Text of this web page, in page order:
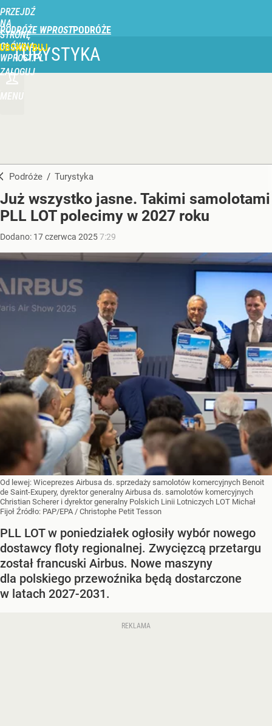
PRZEJDŹ
NA
STRONĘ
GŁÓWNĄ
WPROST.PL
PODRÓŻE WPROST
ZALOGUJ
MENU
TURYSTYKA
Podróże / Turystyka
Już wszystko jasne. Takimi samolotami
PLL LOT polecimy w 2027 roku
Dodano: 17czerwca 20257:29
Od lewej: Wiceprezes Airbusa ds. sprzedaży samolotów komercyjnych Benoit
de Saint-Exupery, dyrektor generalny Airbusa ds. samolotów komercyjnych
Christian Scherer i dyrektor generalny Polskich Linii Lotniczych LOT Michał
Fijoł Źródło: PAP/EPA / Christophe Petit Tesson
PLL LOT w poniedziałek ogłosiły wybór nowego
dostawcy floty regionalnej. Zwycięzcą przetargu
został francuski Airbus. Nowe maszyny
dla polskiego przewoźnika będą dostarczone
w latach 2027-2031.